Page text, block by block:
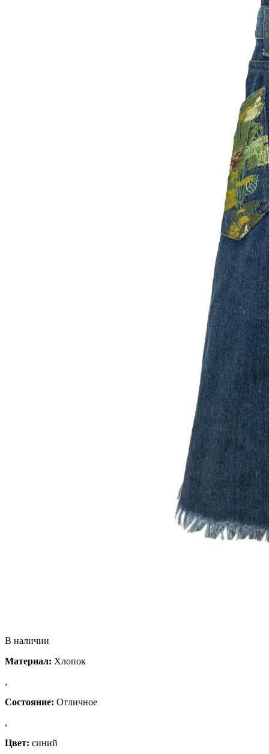
В наличии
Материал: Хлопок
,
Состояние: Отличное
,
Цвет: синий